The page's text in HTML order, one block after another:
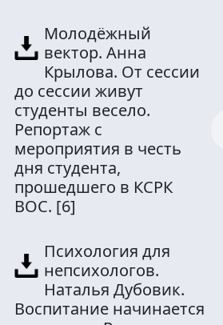
Молодёжный
вектор. Анна
Крылова. От сессии
до сессии живут
студенты весело.
Репортаж с
мероприятия в честь
дня студента,
прошедшего в КСРК
ВОС. [6]
Психология для
непсихологов.
Наталья Дубовик.
Воспитание начинается